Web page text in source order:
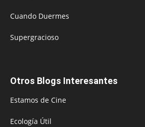
Cuando Duermes
Supergracioso
Otros Blogs Interesantes
Estamos de Cine
Ecología Útil